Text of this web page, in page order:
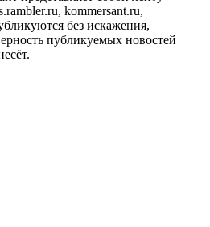
kommersant.ru,
без искажения,
публикуемых новостей